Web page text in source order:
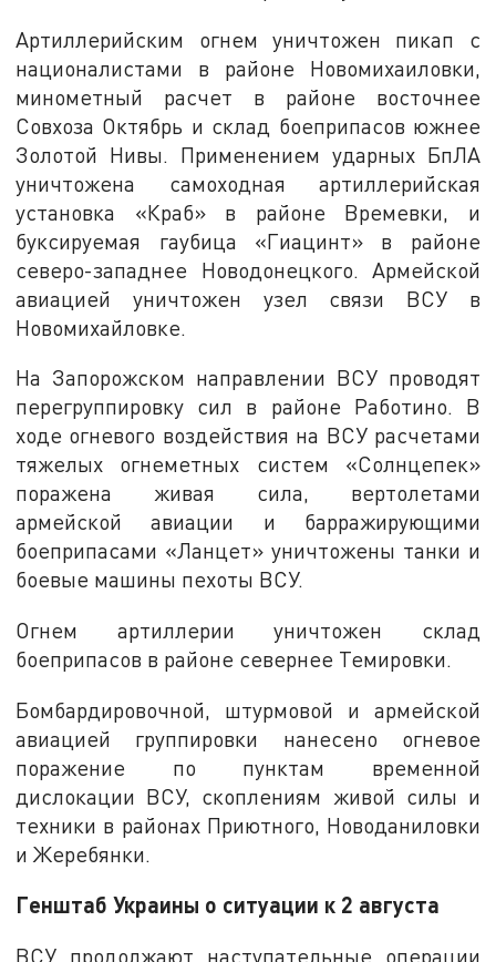
Артиллерийским огнем уничтожен пикап с
националистами в районе Новомихаиловки,
минометный расчет в районе восточнее
Совхоза Октябрь и склад боеприпасов южнее
Золотой Нивы. Применением ударных БпЛА
уничтожена самоходная артиллерийская
установка «Краб» в районе Времевки, и
буксируемая гаубица «Гиацинт» в районе
северо-западнее Новодонецкого. Армейской
авиацией уничтожен узел связи ВСУ в
Новомихайловке.
На Запорожском направлении ВСУ проводят
перегруппировку сил в районе Работино. В
ходе огневого воздействия на ВСУ расчетами
тяжелых огнеметных систем «Солнцепек»
поражена живая сила, вертолетами
армейской авиации и барражирующими
боеприпасами «Ланцет» уничтожены танки и
боевые машины пехоты ВСУ.
Огнем артиллерии уничтожен склад
боеприпасов в районе севернее Темировки.
Бомбардировочной, штурмовой и армейской
авиацией группировки нанесено огневое
поражение по пунктам временной
дислокации ВСУ, скоплениям живой силы и
техники в районах Приютного, Новоданиловки
и Жеребянки.
Генштаб Украины о ситуации к 2 августа
ВСУ продолжают наступательные операции